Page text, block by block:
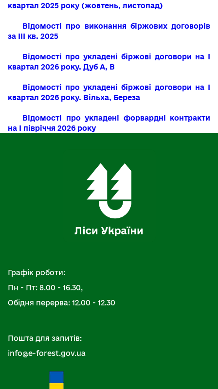
квартал 2025 року (жовтень, листопад)
Відомості про виконання біржових договорів
за ІІІ кв. 2025
Відомості про укладені біржові договори на I
квартал 2026 року. Дуб А, В
Відомості про укладені біржові договори на I
квартал 2026 року. Вільха, Береза
Відомості про укладені форвардні контракти
на I півріччя 2026 року
Графік роботи:
Пн - Пт: 8.00 - 16.30,
Обідня перерва: 12.00 - 12.30
Пошта для запитів:
info@e-forest.gov.ua